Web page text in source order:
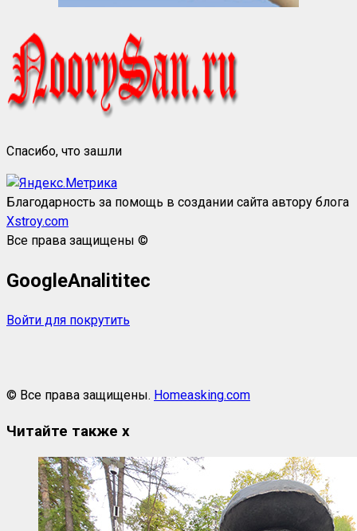
Спасибо, что зашли
Благодарность за помощь в создании сайта автору блога
Xstroy.com
Все права защищены ©
GoogleAnalititec
Войти для покрутить
© Все права защищены. Homeasking.com
Читайте также x